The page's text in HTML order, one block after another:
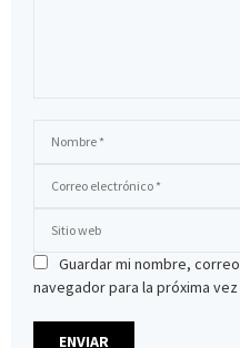
Guardar mi nombre,
navegador para la próxima